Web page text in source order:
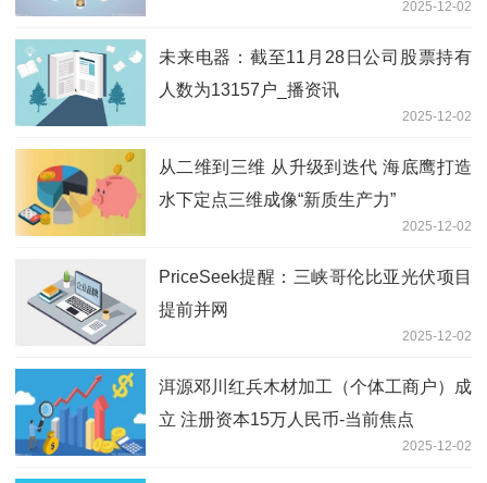
2025-12-02
未来电器：截至11月28日公司股票持有
人数为13157户_播资讯
2025-12-02
从二维到三维 从升级到迭代 海底鹰打造
水下定点三维成像“新质生产力”
2025-12-02
PriceSeek提醒：三峡哥伦比亚光伏项目
提前并网
2025-12-02
洱源邓川红兵木材加工（个体工商户）成
立 注册资本15万人民币-当前焦点
2025-12-02